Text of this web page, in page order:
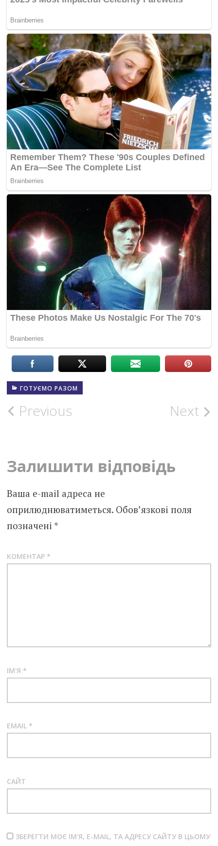
ГОТУЄМО РАЗОМ
Post
Previous Next
Залишити відповідь
Ваша e-mail адреса не
оприлюднюватиметься. Обов’язкові поля
позначені *
КОМЕНТАР *
ІМ'Я *
EMAIL *
САЙТ
ЗБЕРЕГТИ МОЄ ІМ'Я, E-MAIL, ТА АДРЕСУ САЙТУ В ЦЬОМУ